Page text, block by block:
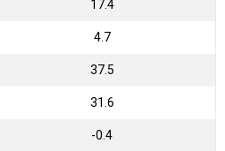
17.4
4.7
37.5
31.6
-0.4